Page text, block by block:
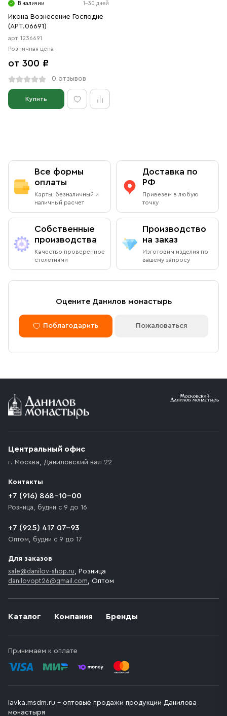
В наличии 1-30 дней
Икона Вознесение Господне
(АРТ.06691)
арт. 1236691
Розничная цена
от 300 ₽
0 отзывов
Купить
Все формы
оплаты
Карты, безналичный и
наличный расчет
Доставка по
РФ
Привезем в любую
точку
Собственные
производства
Качество проверенное
столетиями
Производство
на заказ
Изготовим изделия по
вашему запросу
Оцените Данилов монастырь
Поблагодарить Пожаловаться
Каталог Компания Бренды
Принимаем к оплате
Центральный офис
г. Москва, Даниловский вал 22
Контакты
+7 (916) 868-10-00
Розница, будни с 9 до 16
+7 (925) 417 07-93
Оптом, будни с 9 до 17
Для заказов
sale@danilov-shop.ru, Розница
danilovopt26@gmail.com, Оптом
lavka.msdm.ru – оптовые продажи продукции Данилова
монастыря